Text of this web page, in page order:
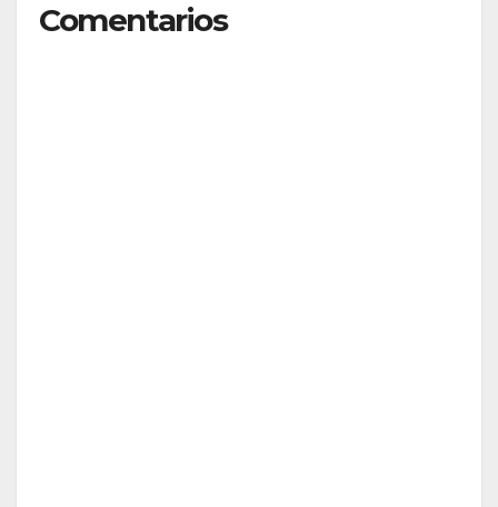
Comentarios